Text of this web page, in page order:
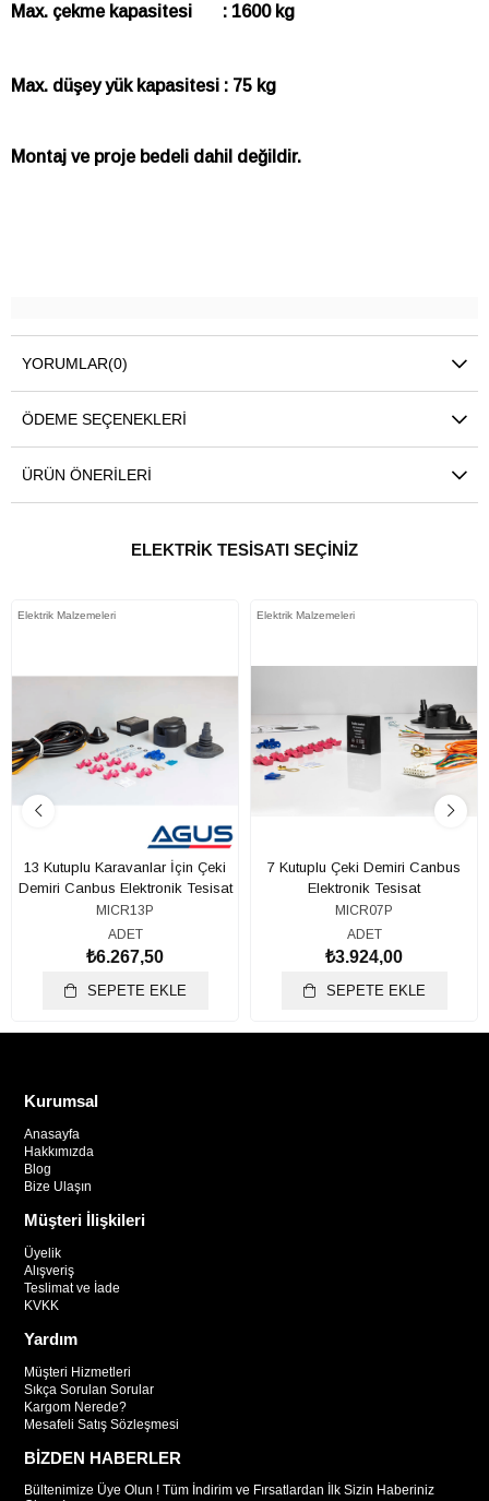
Max. çekme kapasitesi : 1600 kg
Max. düşey yük kapasitesi : 75 kg
Montaj ve proje bedeli dahil değildir.
YORUMLAR(0)
ÖDEME SEÇENEKLERI
ÜRÜN ÖNERILERI
ELEKTRİK TESİSATI SEÇİNİZ
Elektrik Malzemeleri
13 Kutuplu Karavanlar İçin Çeki
Demiri Canbus Elektronik Tesisat
MICR13P
ADET
₺6.267,50
SEPETE EKLE
Elektrik Malzemeleri
7 Kutuplu Çeki Demiri Canbus
Elektronik Tesisat
MICR07P
ADET
₺3.924,00
SEPETE EKLE
Kurumsal
Anasayfa
Hakkımızda
Blog
Bize Ulaşın
Müşteri İlişkileri
Üyelik
Alışveriş
Teslimat ve İade
KVKK
Yardım
Müşteri Hizmetleri
Sıkça Sorulan Sorular
Kargom Nerede?
Mesafeli Satış Sözleşmesi
BİZDEN HABERLER
Bültenimize Üye Olun ! Tüm İndirim ve Fırsatlardan İlk Sizin Haberiniz